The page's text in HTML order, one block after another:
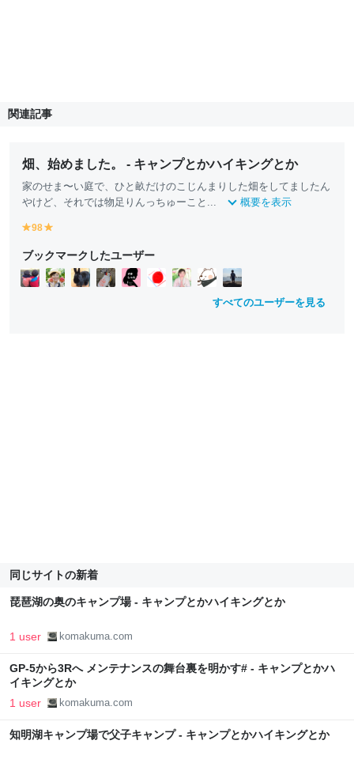
関連記事
畑、始めました。 - キャンプとかハイキングとか
家のせま〜い庭で、ひと畝だけのこじんまりした畑をしてましたん
やけど、それでは物足りんっちゅーこと...
概要を表示
y
ll
o
w
98
ll
o
w
ブックマークしたユーザー
すべてのユーザーを見る
同じサイトの新着
琵琶湖の奥のキャンプ場 - キャンプとかハイキングとか
1 user komakuma.com
GP-5から3Rへ メンテナンスの舞台裏を明かす# - キャンプとかハ
イキングとか
1 user komakuma.com
知明湖キャンプ場で父子キャンプ - キャンプとかハイキングとか